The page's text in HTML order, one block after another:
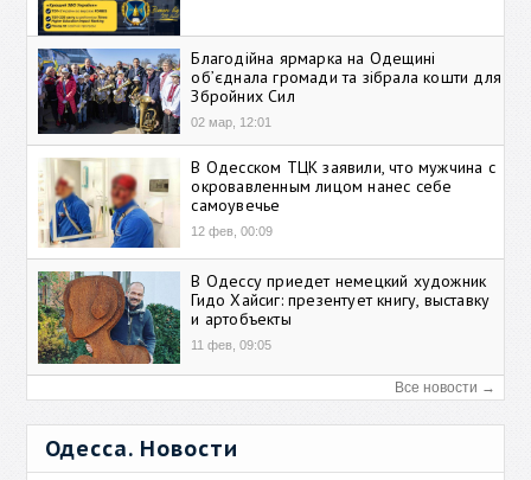
Благодійна ярмарка на Одещині
об’єднала громади та зібрала кошти для
Збройних Сил
02 мар, 12:01
В Одесском ТЦК заявили, что мужчина с
окровавленным лицом нанес себе
самоувечье
12 фев, 00:09
В Одессу приедет немецкий художник
Гидо Хайсиг: презентует книгу, выставку
и артобъекты
11 фев, 09:05
Все новости →
Одесса. Новости